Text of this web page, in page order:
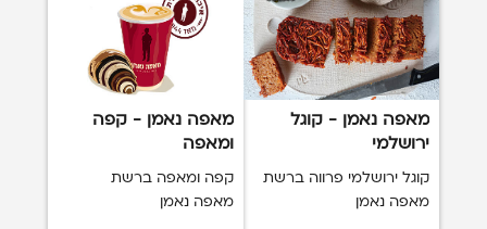
מאפה נאמן - קוגל
ירושלמי
קוגל ירושלמי פרווה ברשת
מאפה נאמן
מאפה נאמן - קפה
ומאפה
קפה ומאפה ברשת
מאפה נאמן